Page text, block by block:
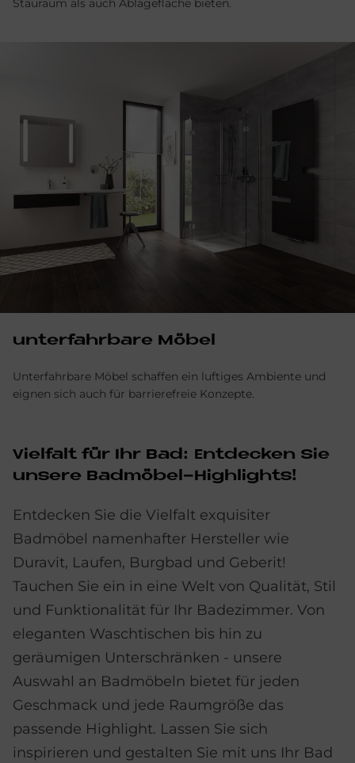
Stauraum als auch Ablagefläche bieten.
un­ter­fahr­ba­re Mö­bel
Unterfahrbare Möbel schaffen ein luftiges Ambiente und
eignen sich auch für barrierefreie Konzepte.
Viel­falt für Ihr Bad: Ent­decken Sie
un­se­re Bad­mö­bel-High­lights!
Entdecken Sie die Vielfalt exquisiter
Badmöbel namenhafter Hersteller wie
Duravit, Laufen, Burgbad und Geberit!
Tauchen Sie ein in eine Welt von Qualität, Stil
und Funktionalität für Ihr Badezimmer. Von
eleganten Waschtischen bis hin zu
geräumigen Unterschränken - unsere
Auswahl an Badmöbeln bietet für jeden
Geschmack und jede Raumgröße das
passende Highlight. Lassen Sie sich
inspirieren und gestalten Sie mit uns Ihr Bad